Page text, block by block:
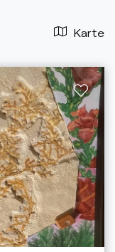
Karte